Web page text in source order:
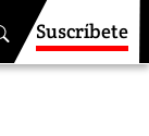
Suscríbete